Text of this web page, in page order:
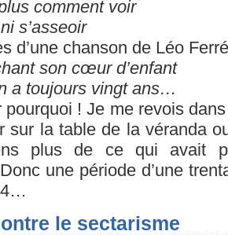
comment voir
s’asseoir
d’une chanson de Léo
son cœur d’enfant
a toujours vingt ans…
pourquoi ! Je me revois
sur la table de la véranda
plus de ce qui avait
une période d’une
le sectarisme